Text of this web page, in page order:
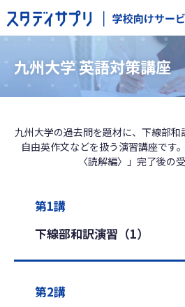
サービス一覧
選ばれる理由
導入の流れ
トップインタビ
九州大学 英語対策講座
九州大学の過去問を題材に、下線部和
自由英作文などを扱う演習講座です
〈読解編〉」完了後の
第1講
下線部和訳演習（1）
第2講